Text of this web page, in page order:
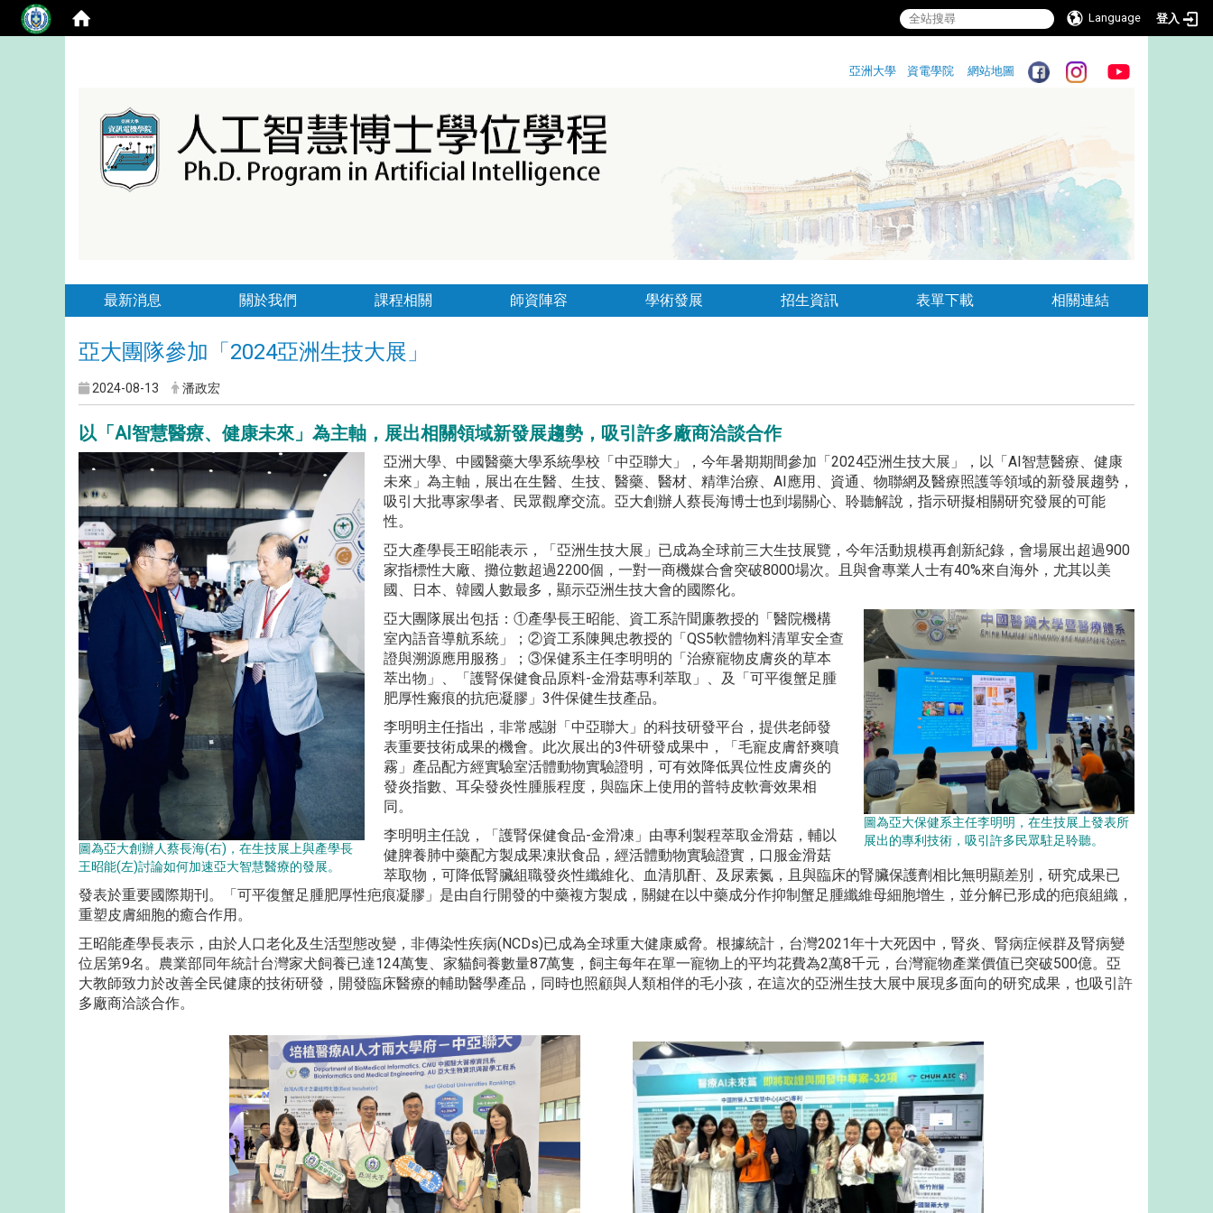
Language 登入
亞洲大學
資電學院 網站地圖
最新消息 關於我們 課程相關 師資陣容 學術發展 招生資訊 表單下載 相關連結
亞大團隊參加「2024亞洲生技大展」
2024-08-13 潘政宏
以「AI智慧醫療、健康未來」為主軸，展出相關領域新發展趨勢，吸引許多廠商洽談合作
圖為亞大創辦人蔡長海(右)，在生技展上與產學長
王昭能(左)討論如何加速亞大智慧醫療的發展。
亞洲大學、中國醫藥大學系統學校「中亞聯大」，今年暑期期間參加「2024亞洲生技大展」，以「AI智慧醫療、健康
未來」為主軸，展出在生醫、生技、醫藥、醫材、精準治療、AI應用、資通、物聯網及醫療照護等領域的新發展趨勢，
吸引大批專家學者、民眾觀摩交流。亞大創辦人蔡長海博士也到場關心、聆聽解說，指示研擬相關研究發展的可能
性。
亞大產學長王昭能表示，「亞洲生技大展」已成為全球前三大生技展覽，今年活動規模再創新紀錄，會場展出超過900
家指標性大廠、攤位數超過2200個，一對一商機媒合會突破8000場次。且與會專業人士有40%來自海外，尤其以美
國、日本、韓國人數最多，顯示亞洲生技大會的國際化。
圖為亞大保健系主任李明明，在生技展上發表所
展出的專利技術，吸引許多民眾駐足聆聽。
亞大團隊展出包括：①產學長王昭能、資工系許聞廉教授的「醫院機構
室內語音導航系統」；②資工系陳興忠教授的「QS5軟體物料清單安全查
證與溯源應用服務」；③保健系主任李明明的「治療寵物皮膚炎的草本
萃出物」、「護腎保健食品原料-金滑菇專利萃取」、及「可平復蟹足腫
肥厚性瘢痕的抗疤凝膠」3件保健生技產品。
李明明主任指出，非常感謝「中亞聯大」的科技研發平台，提供老師發
表重要技術成果的機會。此次展出的3件研發成果中，「毛寵皮膚舒爽噴
霧」產品配方經實驗室活體動物實驗證明，可有效降低異位性皮膚炎的
發炎指數、耳朵發炎性腫脹程度，與臨床上使用的普特皮軟膏效果相
同。
李明明主任說，「護腎保健食品-金滑凍」由專利製程萃取金滑菇，輔以
健脾養肺中藥配方製成果凍狀食品，經活體動物實驗證實，口服金滑菇
萃取物，可降低腎臟組職發炎性纖維化、血清肌酐、及尿素氮，且與臨床的腎臟保護劑相比無明顯差別，研究成果已
發表於重要國際期刊。「可平復蟹足腫肥厚性疤痕凝膠」是由自行開發的中藥複方製成，關鍵在以中藥成分作抑制蟹足腫纖維母細胞增生，並分解已形成的疤痕組織，
重塑皮膚細胞的癒合作用。
王昭能產學長表示，由於人口老化及生活型態改變，非傳染性疾病(NCDs)已成為全球重大健康威脅。根據統計，台灣2021年十大死因中，腎炎、腎病症候群及腎病變
位居第9名。農業部同年統計台灣家犬飼養已達124萬隻、家貓飼養數量87萬隻，飼主每年在單一寵物上的平均花費為2萬8千元，台灣寵物產業價值已突破500億。亞
大教師致力於改善全民健康的技術研發，開發臨床醫療的輔助醫學產品，同時也照顧與人類相伴的毛小孩，在這次的亞洲生技大展中展現多面向的研究成果，也吸引許
多廠商洽談合作。